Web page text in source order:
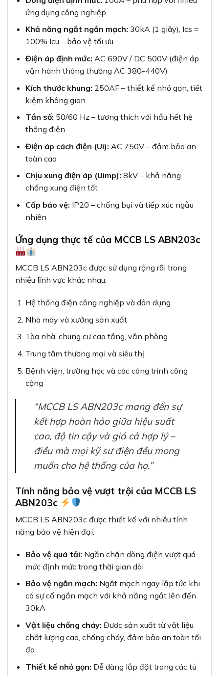
ứng dụng công nghiệp
Khả năng ngắt ngắn mạch: 30kA (1 giây), Ics =
100% Icu – bảo vệ tối ưu
Điện áp định mức: AC 690V / DC 500V (điện áp
vận hành thông thường AC 380-440V)
Kích thước khung: 250AF – thiết kế nhỏ gọn, tiết
kiệm không gian
Tần số: 50/60 Hz – tương thích với hầu hết hệ
thống điện
Điện áp cách điện (Ui): AC 750V – đảm bảo an
toàn cao
Chịu xung điện áp (Uimp): 8kV – khả năng
chống xung điện tốt
Cấp bảo vệ: IP20 – chống bụi và tiếp xúc ngẫu
nhiên
Ứng dụng thực tế của MCCB LS ABN203c
MCCB LS ABN203c được sử dụng rộng rãi trong
nhiều lĩnh vực khác nhau:
Hệ thống điện công nghiệp và dân dụng
Nhà máy và xưởng sản xuất
Tòa nhà, chung cư cao tầng, văn phòng
Trung tâm thương mại và siêu thị
Bệnh viện, trường học và các công trình công
cộng
“MCCB LS ABN203c mang đến sự
kết hợp hoàn hảo giữa hiệu suất
cao, độ tin cậy và giá cả hợp lý –
điều mà mọi kỹ sư điện đều mong
muốn cho hệ thống của họ.”
Tính năng bảo vệ vượt trội của MCCB LS
ABN203c
MCCB LS ABN203c được thiết kế với nhiều tính
năng bảo vệ hiện đại:
Bảo vệ quá tải: Ngăn chặn dòng điện vượt quá
mức định mức trong thời gian dài
Bảo vệ ngắn mạch: Ngắt mạch ngay lập tức khi
có sự cố ngắn mạch với khả năng ngắt lên đến
30kA
Vật liệu chống cháy: Được sản xuất từ vật liệu
chất lượng cao, chống cháy, đảm bảo an toàn tối
đa
Thiết kế nhỏ gọn: Dễ dàng lắp đặt trong các tủ